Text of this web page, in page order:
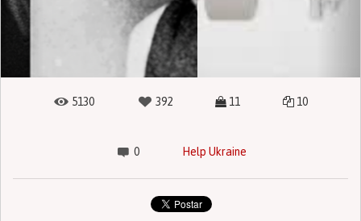
5130 392 11 10
0 Help Ukraine